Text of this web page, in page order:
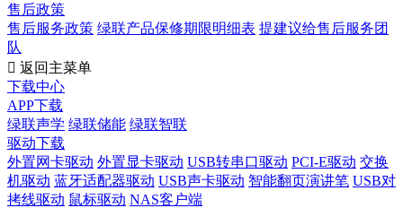
售后政策
售后服务政策 绿联产品保修期限明细表 提建议给售后服务团
队
 返回主菜单
下载中心
APP下载
绿联声学 绿联储能 绿联智联
驱动下载
外置网卡驱动 外置显卡驱动 USB转串口驱动 PCI-E驱动 交换
机驱动 蓝牙适配器驱动 USB声卡驱动 智能翻页演讲笔 USB对
拷线驱动 鼠标驱动 NAS客户端